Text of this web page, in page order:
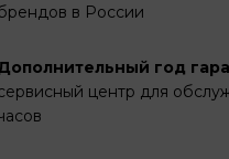
в России
год
центр для